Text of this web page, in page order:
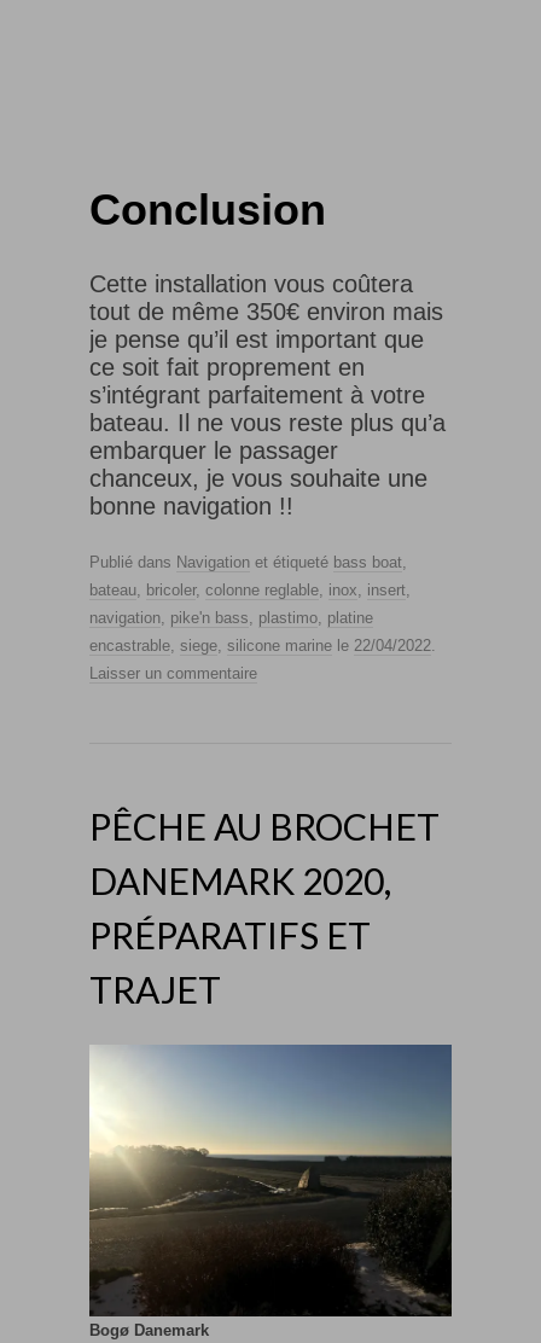
Conclusion
Cette installation vous coûtera
tout de même 350€ environ mais
je pense qu’il est important que
ce soit fait proprement en
s’intégrant parfaitement à votre
bateau. Il ne vous reste plus qu’a
embarquer le passager
chanceux, je vous souhaite une
bonne navigation !!
Publié dans Navigation et étiqueté bass boat
bateau
bricoler, colonne reglable inox insert
navigation pike'n bass plastimo platine
encastrable siege silicone marine le 22/04/2022
Laisser un commentaire
PÊCHE AU BROCHET
DANEMARK 2020,
PRÉPARATIFS ET
TRAJET
Bogø Danemark